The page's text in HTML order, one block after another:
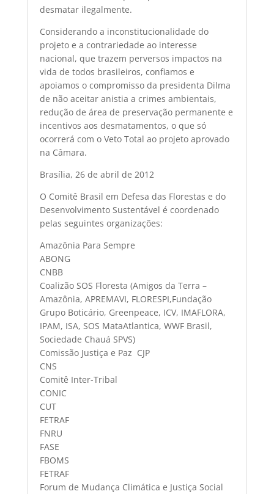
desmatar ilegalmente.
Considerando a inconstitucionalidade do
projeto e a contrariedade ao interesse
nacional, que trazem perversos impactos na
vida de todos brasileiros, confiamos e
apoiamos o compromisso da presidenta Dilma
de não aceitar anistia a crimes ambientais,
redução de área de preservação permanente e
incentivos aos desmatamentos, o que só
ocorrerá com o Veto Total ao projeto aprovado
na Câmara.
Brasília, 26 de abril de 2012
O Comitê Brasil em Defesa das Florestas e do
Desenvolvimento Sustentável é coordenado
pelas seguintes organizações:
Amazônia Para Sempre
ABONG
CNBB
Coalizão SOS Floresta (Amigos da Terra –
Amazônia, APREMAVI, FLORESPI,Fundação
Grupo Boticário, Greenpeace, ICV, IMAFLORA,
IPAM, ISA, SOS MataAtlantica, WWF Brasil,
Sociedade Chauá SPVS)
Comissão Justiça e Paz  CJP
CNS
Comitê Inter-Tribal
CONIC
CUT
FETRAF
FNRU
FASE
FBOMS
FETRAF
Forum de Mudança Climática e Justiça Social